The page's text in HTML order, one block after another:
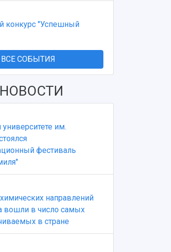
конкурс "Успешный
ВСЕ СОБЫТИЯ
им.
фестиваль
направлений
вошли в число самых
в стране